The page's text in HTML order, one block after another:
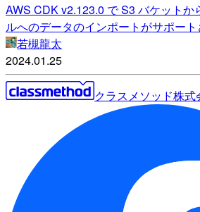
AWS CDK v2.123.0 で S3 バケット
ルへのデータのインポートがサポー
若槻龍太
2024.01.25
クラスメソッド株式